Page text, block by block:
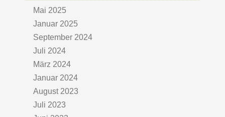
Mai 2025
Januar 2025
September 2024
Juli 2024
März 2024
Januar 2024
August 2023
Juli 2023